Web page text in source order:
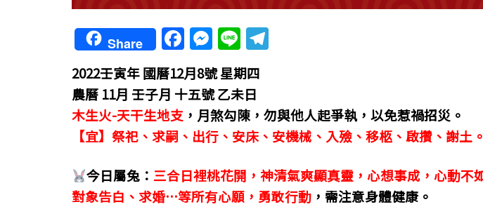
Share F
a
c
e
b
o
o
k
M
e
ss
e
n
g
er
Li
n
e
gr
a
m
2022壬寅年國曆12月8號 星期四
農曆 11月 壬子月 十五號 乙未日
木生火-天干生地支 ， 月煞勾陳，勿與他人起爭執，以免惹禍招災。
【宜】祭祀、求嗣、出行、安床、安機械、入殮、移柩、啟攢、謝土。
今日屬兔： 三合日裡桃花開，神清氣爽顯真靈，心想事成，心動不
對象告白、求婚…等所有心願，勇敢行動 ，需注意身體健康。